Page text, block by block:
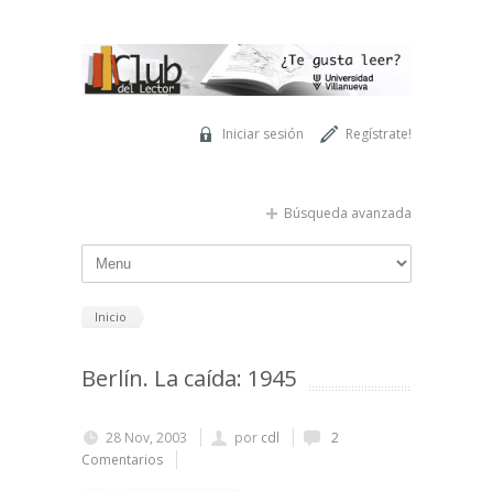
Regístrate!
Iniciar sesión
Búsqueda avanzada
Inicio
Berlín. La caída: 1945
28 Nov, 2003 por cdl
2
Comentarios